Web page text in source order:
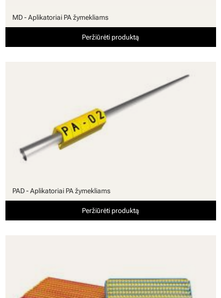
MD - Aplikatoriai PA žymekliams
Peržiūrėti produktą
PAD - Aplikatoriai PA žymekliams
Peržiūrėti produktą